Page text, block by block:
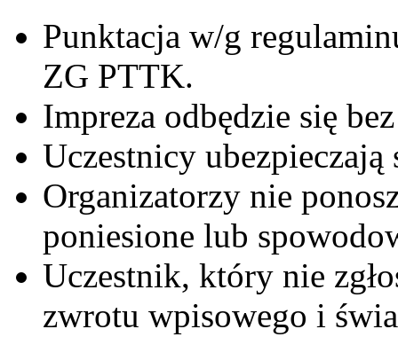
Punktacja w/g
ZG PTTK.
Impreza odbędzie się
Uczestnicy ubezpieczają
Organizatorzy nie
poniesione lub
Uczestnik, który nie
zwrotu wpisowego i